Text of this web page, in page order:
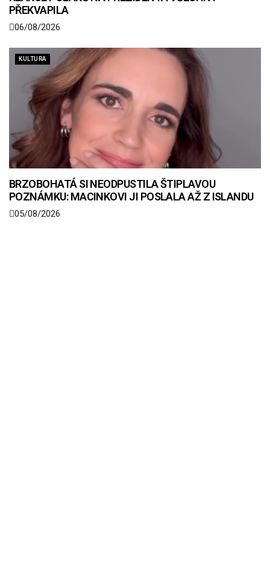
PŘEKVAPILA
06/08/2026
KULTURA
BRZOBOHATÁ SI NEODPUSTILA ŠTIPLAVOU
POZNÁMKU: MACINKOVI JI POSLALA AŽ Z ISLANDU
05/08/2026